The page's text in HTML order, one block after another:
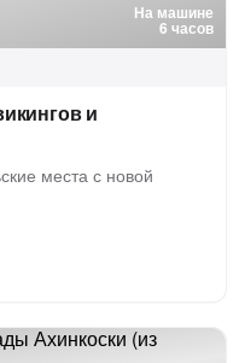
На машине
6 часов
и
места с новой